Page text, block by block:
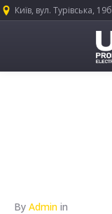
Київ, вул. Турівська, 19б
By Admin in